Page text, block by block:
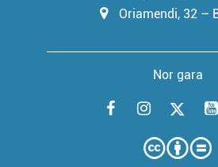
Oriamendi, 32 –
Nor gara